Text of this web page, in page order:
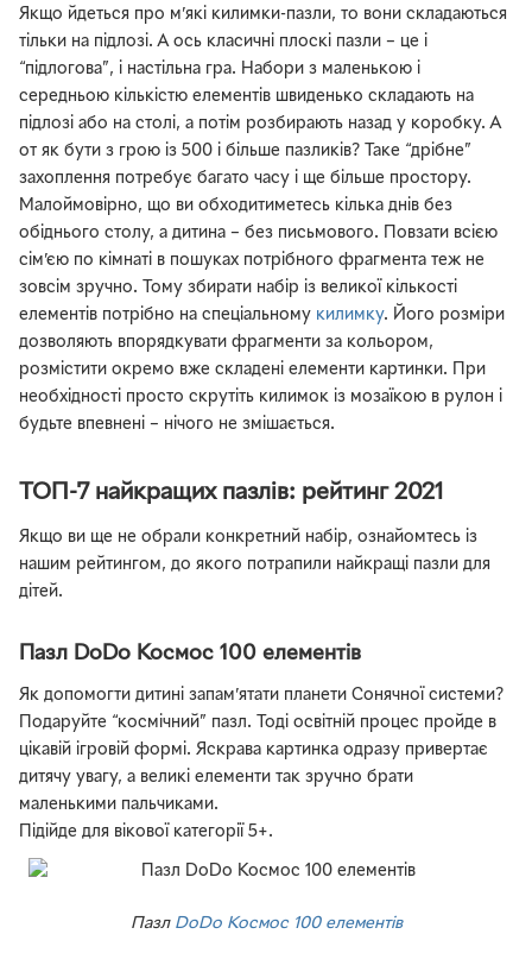
Якщо йдеться про м’які килимки-пазли, то вони складаються
тільки на підлозі. А ось класичні плоскі пазли – це і
“підлогова”, і настільна гра. Набори з маленькою і
середньою кількістю елементів швиденько складають на
підлозі або на столі, а потім розбирають назад у коробку. А
от як бути з грою із 500 і більше пазликів? Таке “дрібне”
захоплення потребує багато часу і ще більше простору.
Малоймовірно, що ви обходитиметесь кілька днів без
обіднього столу, а дитина – без письмового. Повзати всією
сім’єю по кімнаті в пошуках потрібного фрагмента теж не
зовсім зручно. Тому збирати набір із великої кількості
елементів потрібно на спеціальному килимку. Його розміри
дозволяють впорядкувати фрагменти за кольором,
розмістити окремо вже складені елементи картинки. При
необхідності просто скрутіть килимок із мозаїкою в рулон і
будьте впевнені – нічого не змішається.
ТОП-7 найкращих пазлів: рейтинг 2021
Якщо ви ще не обрали конкретний набір, ознайомтесь із
нашим рейтингом, до якого потрапили найкращі пазли для
дітей.
Пазл DoDo Космос 100 елементів
Як допомогти дитині запам’ятати планети Сонячної системи?
Подаруйте “космічний” пазл. Тоді освітній процес пройде в
цікавій ігровій формі. Яскрава картинка одразу привертає
дитячу увагу, а великі елементи так зручно брати
маленькими пальчиками.
Підійде для вікової категорії 5+.
Пазл DoDo Космос 100 елементів